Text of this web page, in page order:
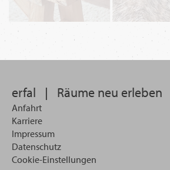
erfal | Räume neu erleben
Anfahrt
Karriere
Impressum
Datenschutz
Cookie-Einstellungen